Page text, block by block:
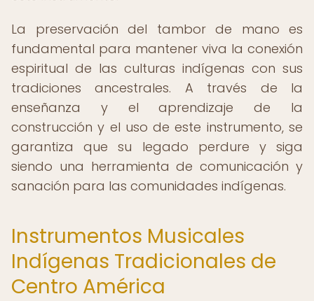
La preservación del tambor de mano es
fundamental para mantener viva la conexión
espiritual de las culturas indígenas con sus
tradiciones ancestrales. A través de la
enseñanza y el aprendizaje de la
construcción y el uso de este instrumento, se
garantiza que su legado perdure y siga
siendo una herramienta de comunicación y
sanación para las comunidades indígenas.
Instrumentos Musicales
Indígenas Tradicionales de
Centro América